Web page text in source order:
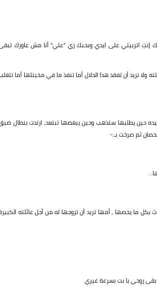
إنتِ اتربيتي على ايدي وبحبك زي "علي" أنا مش عاوزك
تريد أن تفقد هذا الدلال أما تنفذ ما في مخيتلها أما
حين يطلبها ستذهب وحين يبغضها تبتعد، ارتدت بنطال
ثم صرخت بـ:-
ما يخصها ، أمها تريد أن تزوجها له من أجل عائلته
روحي يا بت بسرعة غيري